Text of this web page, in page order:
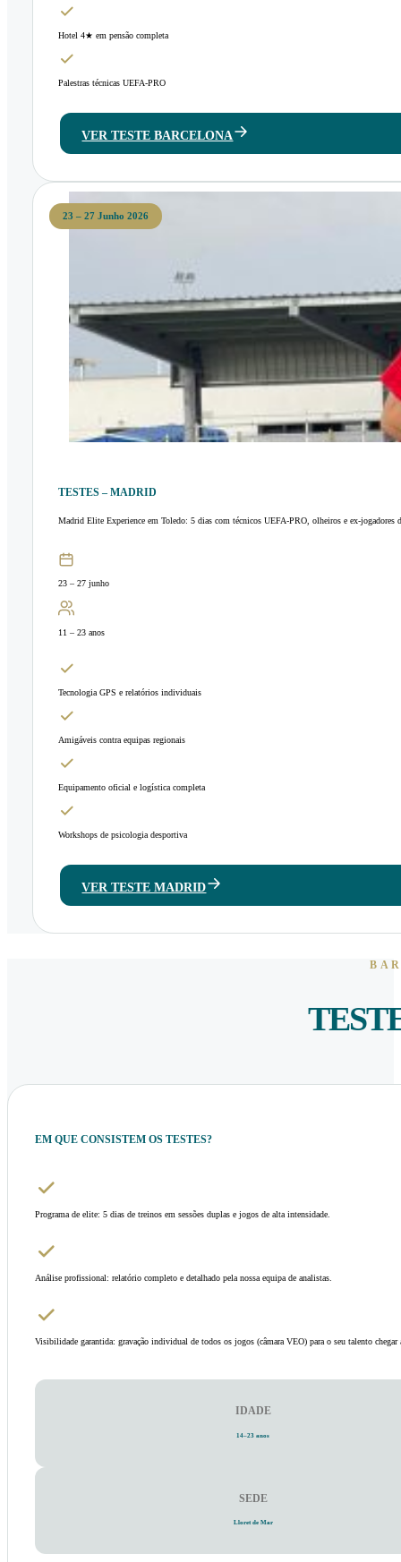
Hotel 4★ em pensão completa
Palestras técnicas UEFA-PRO
VER TESTE BARCELONA
23 – 27 Junho 2026
TESTES – MADRID
Madrid Elite Experience em Toledo: 5 dias com técnicos UEFA-PRO, olheiros e ex-jogadores
23 – 27 junho
11 – 23 anos
Tecnologia GPS e relatórios individuais
Amigáveis contra equipas regionais
Equipamento oficial e logística completa
Workshops de psicologia desportiva
VER TESTE MADRID
EM QUE CONSISTEM OS TESTES?
Programa de elite: 5 dias de treinos em sessões duplas e jogos de alta intensidade.
Análise profissional: relatório completo e detalhado pela nossa equipa de analistas.
Visibilidade garantida: gravação individual de todos os jogos (câmara VEO) para o seu talento chegar
IDADE
14–23 anos
SEDE
Lloret de Mar